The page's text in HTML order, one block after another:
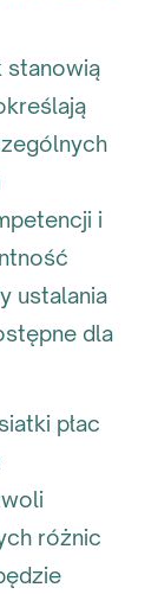
stanowią
i
ustalania
dla
płac
różnic